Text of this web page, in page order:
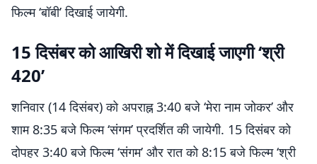
फिल्म ‘बॉबी’ दिखाई जायेगी.
15 दिसंबर को आखिरी शो में दिखाई जाएगी ‘श्री
420’
शनिवार (14 दिसंबर) को अपराह्न 3:40 बजे ‘मेरा नाम जोकर’ और
शाम 8:35 बजे फिल्म ‘संगम’ प्रदर्शित की जायेगी. 15 दिसंबर को
दोपहर 3:40 बजे फिल्म ‘संगम’ और रात को 8:15 बजे फिल्म ‘श्री